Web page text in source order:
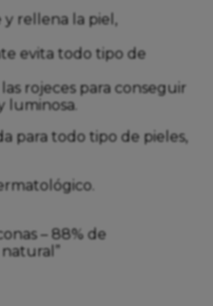
rellena la piel,
evita todo tipo de
rojeces para conseguir
luminosa.
para todo tipo de pieles,
– 88% de